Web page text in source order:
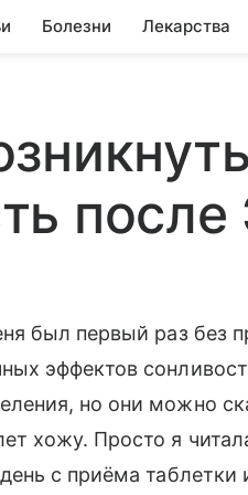
Болезни Лекарства
после
был первый раз без
эффектов
но они можно
хожу. Просто я
с приёма